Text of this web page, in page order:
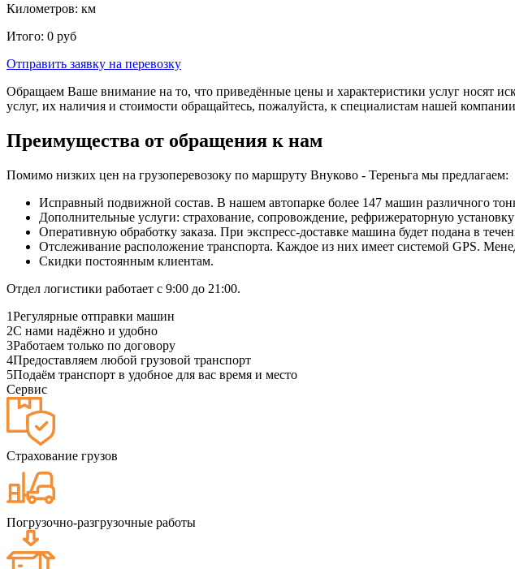
Километров: км
Итого: 0 руб
Отправить заявку на перевозку
Обращаем Ваше внимание на то, что приведённые цены и характеристики услуг носят
услуг, их наличия и стоимости обращайтесь, пожалуйста, к специалистам нашей
Преимущества от обращения к нам
Помимо низких цен на грузоперевозоку по маршруту Внуково - Тереньга мы предлагаем:
Исправный подвижной состав. В нашем автопарке более 147 машин различного
Дополнительные услуги: страхование, сопровождение, рефрижераторную
Оперативную обработку заказа. При экспресс-доставке машина будет подана в
Отслеживание расположение транспорта. Каждое из них имеет системой GPS.
Скидки постоянным клиентам.
Отдел логистики работает с 9:00 до 21:00.
1Регулярные отправки машин
2С нами надёжно и удобно
3Работаем только по договору
4Предоставляем любой грузовой транспорт
5Подаём транспорт в удобное для вас время и место
Сервис
Страхование грузов
Погрузочно-разгрузочные работы